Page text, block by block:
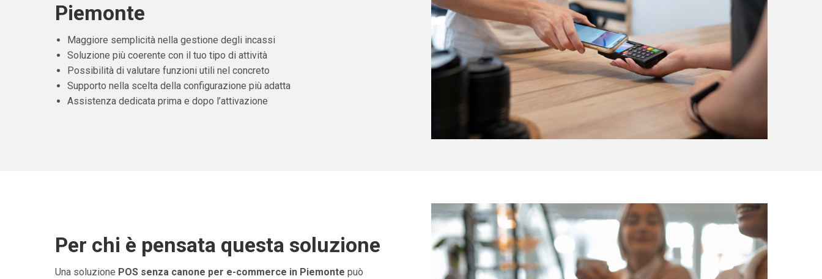
Piemonte
Maggiore semplicità nella gestione degli incassi
Soluzione più coerente con il tuo tipo di attività
Possibilità di valutare funzioni utili nel concreto
Supporto nella scelta della configurazione più adatta
Assistenza dedicata prima e dopo l’attivazione
Per chi è pensata questa soluzione
Una soluzione POS senza canone per e-commerce in Piemonte può